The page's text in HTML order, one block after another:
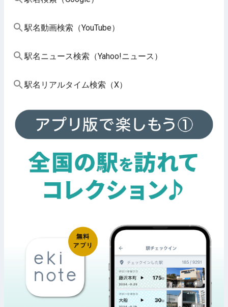
駅名動画検索（YouTube）
駅名ニュース検索（Yahoo!ニュース）
駅名リアルタイム検索（X）